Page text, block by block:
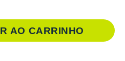
AO CARRINHO